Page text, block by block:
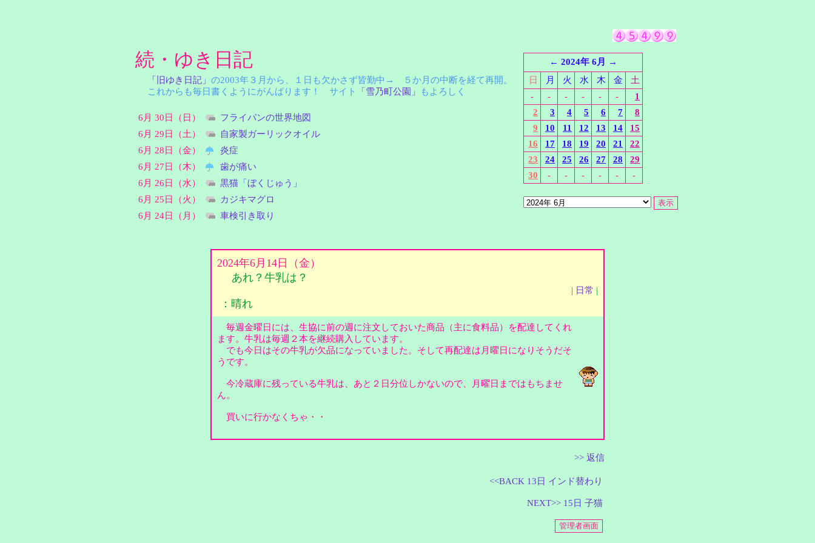
続・ゆき日記
「旧ゆき日記」 の2003年３月から、１日も欠かさず皆勤中→ ５か月の中断を経て再開。
これからも毎日書くようにがんばります！ サイト
「雪乃町公園」 もよろしく
6月 30日（日）
フライパンの世界地図
6月 29日（土）
自家製ガーリックオイル
6月 28日（金）
炎症
6月 27日（木）
歯が痛い
6月 26日（水）
黒猫「ぼくじゅう」
6月 25日（火）
カジキマグロ
6月 24日（月）
車検引き取り
← 2024年 6月
→
日
月 火 水 木 金
土
-
- - - - -
1
2
3 4 5 6 7
8
9
10 11 12 13 14
15
16
17 18 19 20 21
22
23
24 25 26 27 28
29
30
- - - - - -
2024年6月14日（金）
あれ？牛乳は？
| 日常 |
：晴れ
毎週金曜日には、生協に前の週に注文しておいた商品（主に食料品）を配達してくれ
ます。牛乳は毎週２本を継続購入しています。
でも今日はその牛乳が欠品になっていました。そして再配達は月曜日になりそうだそ
うです。
今冷蔵庫に残っている牛乳は、あと２日分位しかないので、月曜日まではもちませ
ん。
買いに行かなくちゃ・・
>> 返信
<<BACK 13日 インド替わり
NEXT>> 15日 子猫